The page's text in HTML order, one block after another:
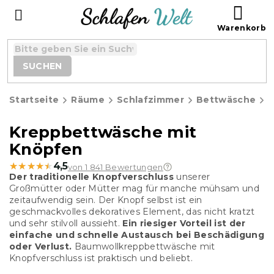
SUCHEN
Startseite Räume Schlafzimmer Bettwäsche
Kreppbettwäsche mit
Knöpfen
★★★★★
★★★★★ 4,5von 1 841 Bewertungen
Der traditionelle Knopfverschluss unserer
Großmütter oder Mütter mag für manche mühsam und
zeitaufwendig sein. Der Knopf selbst ist ein
geschmackvolles dekoratives Element, das nicht kratzt
und sehr stilvoll aussieht. Ein riesiger Vorteil ist der
einfache und schnelle Austausch bei Beschädigung
oder Verlust. Baumwollkreppbettwäsche mit
Knopfverschluss ist praktisch und beliebt.